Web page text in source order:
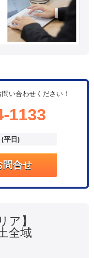
い合わせください！
1133
平日)
問合せ
ア】
全域